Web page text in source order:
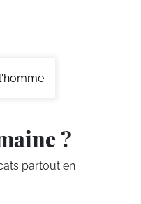
?
partout en